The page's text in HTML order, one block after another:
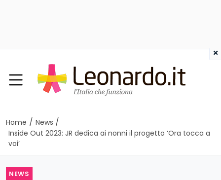
Home / News /
Inside Out 2023: JR dedica ai nonni il progetto ‘Ora tocca a
voi’
NEWS
×